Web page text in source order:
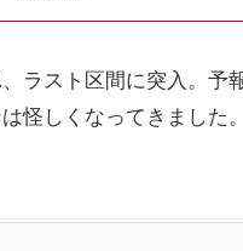
ラスト区間に突入。予
怪しくなってきました。